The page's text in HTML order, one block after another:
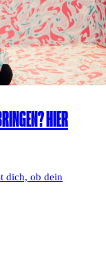
HIER
dich, ob dein